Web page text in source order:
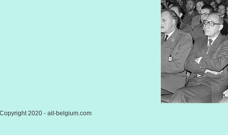
2020 - ait-belgium.com